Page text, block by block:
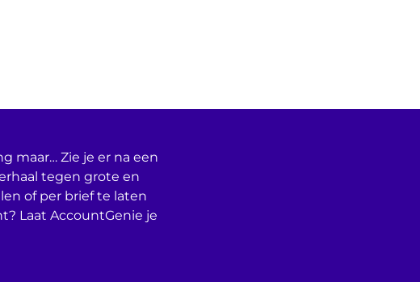
maar… Zie je er na een
tegen grote en
of per brief te laten
Laat AccountGenie je